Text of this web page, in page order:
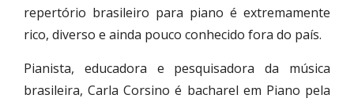
repertório brasileiro para piano é extremamente
rico, diverso e ainda pouco conhecido fora do país.
Pianista, educadora e pesquisadora da música
brasileira, Carla Corsino é bacharel em Piano pela